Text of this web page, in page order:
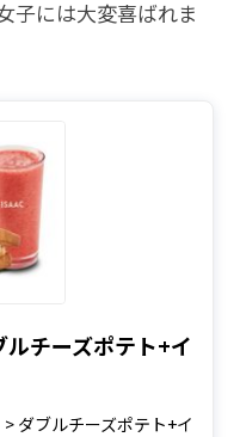
子には大変喜ばれま
チーズポテト+イ
ダブルチーズポテト+イ